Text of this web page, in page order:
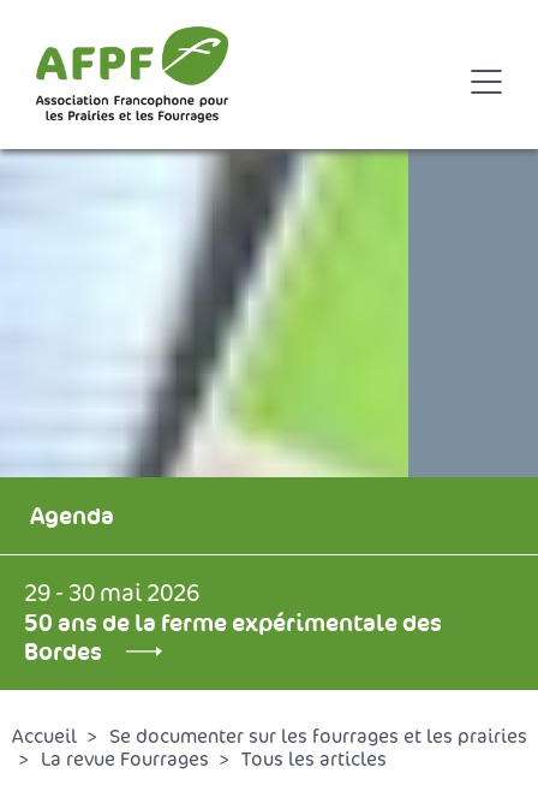
Agenda
29 - 30 mai 2026
50 ans de la ferme expérimentale des
Bordes
Accueil
Se documenter sur les fourrages et les prairies
La revue Fourrages
Tous les articles